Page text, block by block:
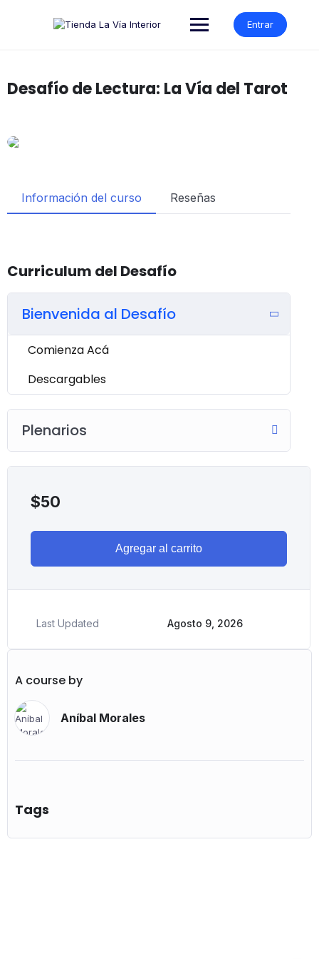
Entrar
Desafío de Lectura: La Vía del Tarot
Información del curso Reseñas
Curriculum del Desafío
Bienvenida al Desafío
Comienza Acá
Descargables
Plenarios
$50
Agregar al carrito
Last Updated Agosto 9, 2026
A course by
Aníbal Morales
Tags